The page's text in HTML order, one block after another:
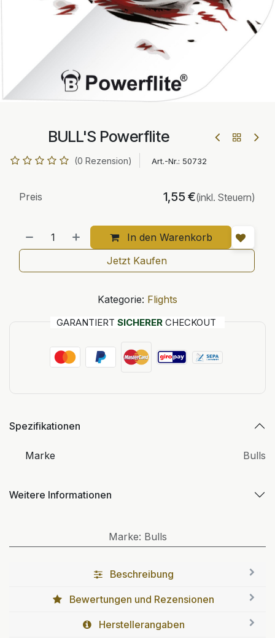
BULL'S Powerflite
(0 Rezension) Art.-Nr.: 50732
In den Warenkorb
Preis 1,55 €(inkl. Steuern)
Jetzt Kaufen
Kategorie: Flights
GARANTIERT SICHERER CHECKOUT
Spezifikationen
Marke Bulls
Weitere Informationen
Marke: Bulls
Beschreibung
Bewertungen und Rezensionen
Herstellerangaben